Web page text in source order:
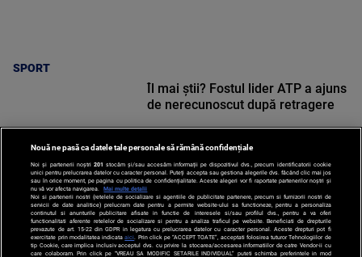
SPORT
SPORT
Îl mai știi? Fostul lider ATP a ajuns
de nerecunoscut după retragere
Nouă ne pasă ca datele tale personale să rămână confidențiale
Noi și partenerii noștri 201 stocăm și/sau accesăm informații pe dispozitivul dvs., precum identificatorii cookie
unici pentru prelucrarea datelor cu caracter personal. Puteți accepta sau gestiona alegerile dvs. făcând clic mai jos
sau în orice moment, pe pagina cu politica de confidențialitate. Aceste alegeri vor fi raportate partenerilor noștri și
nu vă vor afecta navigarea.
Mai multe detalii
Noi si partenerii nostri (retelele de socializare si agentiile de publicitate partenere, precum si furnizorii nostri de
servicii de date analitice) prelucram date pentru a permite website-ului sa functioneze, pentru a personaliza
continutul si anunturile publicitare afisate in functie de interesele si/sau profilul dvs., pentru a va oferi
functionalitati aferente retelelor de socializare si pentru a analiza traficul pe website. Beneficiati de drepturile
prevazute de art. 15-22 din GDPR in legatura cu prelucrarea datelor cu caracter personal. Aceste drepturi pot fi
exercitate prin modalitatea indicataaici . Prin click pe “ACCEPT TOATE”, acceptati folosirea tuturor Tehnologiilor de
tip Cookie, care implica inclusiv acceptul dvs. cu privire la stocarea/accesarea informatiilor de catre Vendor-ii cu
care colaboram. Prin click pe “VREAU SA MODIFIC SETARILE INDIVIDUAL” puteti schimba preferintele in mod